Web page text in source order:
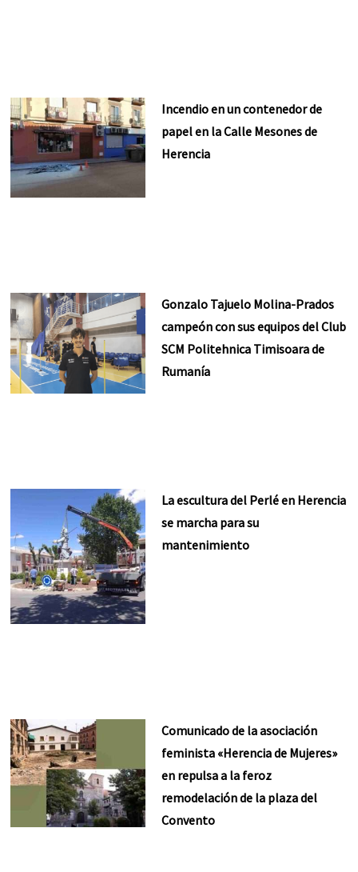
Incendio en un contenedor de
papel en la Calle Mesones de
Herencia
Gonzalo Tajuelo Molina-Prados
campeón con sus equipos del Club
SCM Politehnica Timisoara de
Rumanía
La escultura del Perlé en Herencia
se marcha para su
mantenimiento
Comunicado de la asociación
feminista «Herencia de Mujeres»
en repulsa a la feroz
remodelación de la plaza del
Convento